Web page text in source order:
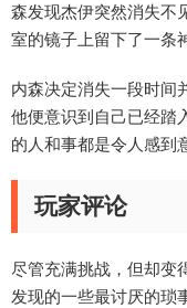
森发现杰伊突然消失不
室的镜子上留下了一条
内森决定消失一段时间
他便意识到自己已经踏
的人和事都是令人感到
玩家评论
尽管充满挑战，但却变
发现的一些最讨厌的琐